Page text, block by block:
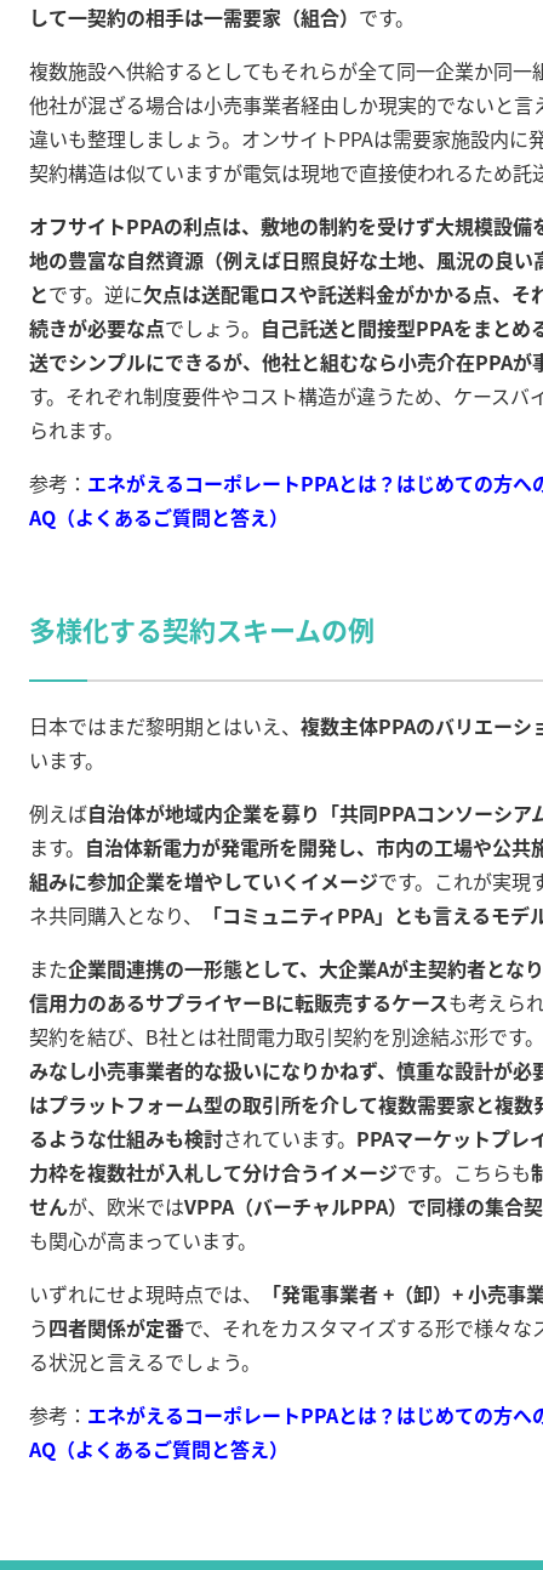
して一契約の相手は一需要家（組合） です。
複数施設へ供給するとしてもそれらが全て同一企業か同一
他社が混ざる場合は小売事業者経由しか現実的でないと言
違いも整理しましょう。オンサイトPPAは需要家施設内に
契約構造は似ていますが電気は現地で直接使われるため託
オフサイトPPAの利点は、敷地の制約を受けず大規模設備
地の豊富な自然資源（例えば日照良好な土地、風況の良
とです。逆に欠点は送配電ロスや託送料金がかかる点、そ
続きが必要な点でしょう。 自己託送と間接型PPAをまとめ
送でシンプルにできるが、他社と組むなら小売介在PPAが
す。それぞれ制度要件やコスト構造が違うため、ケースバ
られます。
参考： エネがえるコーポレートPPAとは？はじめての方へ
AQ（よくあるご質問と答え）
多様化する契約スキームの例
日本ではまだ黎明期とはいえ、 複数主体PPAのバリエーシ
います。
例えば自治体が地域内企業を募り「共同PPAコンソーシア
ます。 自治体新電力が発電所を開発し、市内の工場や公共
組みに参加企業を増やしていくイメージです。これが実現
ネ共同購入となり、
「コミュニティPPA」とも言えるモデ
また企業間連携の一形態として、大企業Aが主契約者とな
信用力のあるサプライヤーBに転販売するケースも考えら
契約を結び、B社とは社間電力取引契約を別途結ぶ形です
みなし小売事業者的な扱いになりかねず、慎重な設計が必
はプラットフォーム型の取引所を介して複数需要家と複
るような仕組みも検討されています。 PPAマーケットプレ
力枠を複数社が入札して分け合うイメージです。こちらも
せんが、欧米ではVPPA（バーチャルPPA）で同様の集合
も関心が高まっています。
いずれにせよ現時点では、
「発電事業者 +（卸）+ 小売事
う四者関係が定番で、それをカスタマイズする形で様々
る状況と言えるでしょう。
参考： エネがえるコーポレートPPAとは？はじめての方へ
AQ（よくあるご質問と答え）